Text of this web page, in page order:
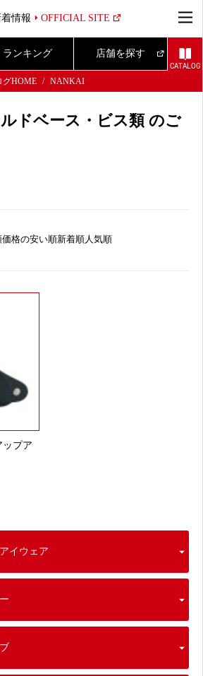
着情報 OFFICIAL SITE
ランキング 店舗を探す
CATALOG
グHOME
NANKAI
ドベース・ビス類 のご
価格の安い順新着順人気順
ップア
イウェア